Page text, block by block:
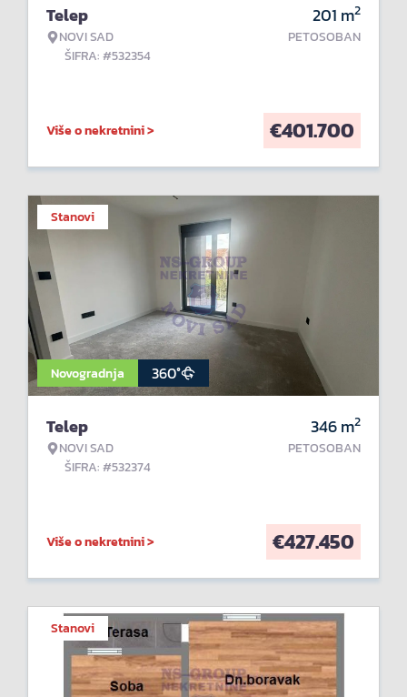
Telep
NOVI SAD
ŠIFRA: #532354
201 m2
PETOSOBAN
Više o nekretnini > €401.700
Stanovi
Novogradnja 360°
Telep
NOVI SAD
ŠIFRA: #532374
346m2
PETOSOBAN
Više o nekretnini > €427.450
Stanovi